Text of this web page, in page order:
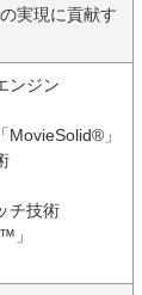
実現に貢献す
ンジン
MovieSolid®」
チ技術
」